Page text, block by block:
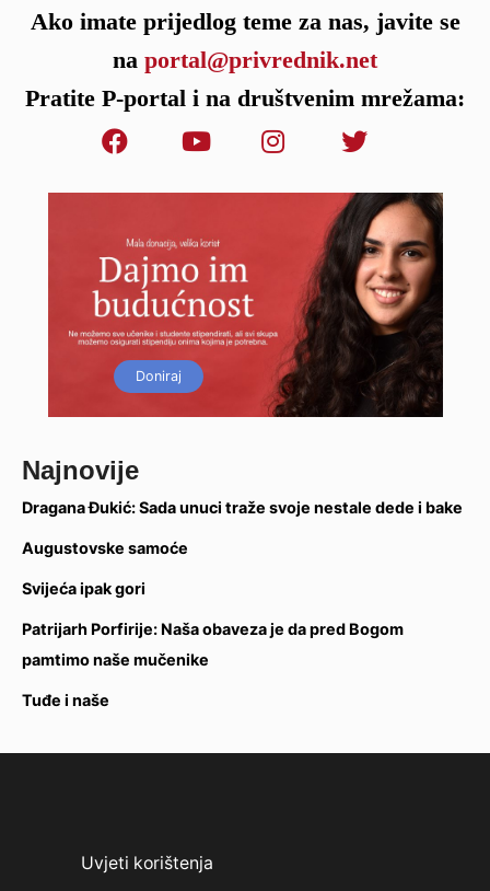
Ako imate prijedlog teme za nas, javite se
na portal@privrednik.net
Pratite P-portal i na društvenim mrežama:
Doniraj
Najnovije
Dragana Đukić: Sada unuci traže svoje nestale dede i bake
Augustovske samoće
Svijeća ipak gori
Patrijarh Porfirije: Naša obaveza je da pred Bogom
pamtimo naše mučenike
Tuđe i naše
Uvjeti korištenja